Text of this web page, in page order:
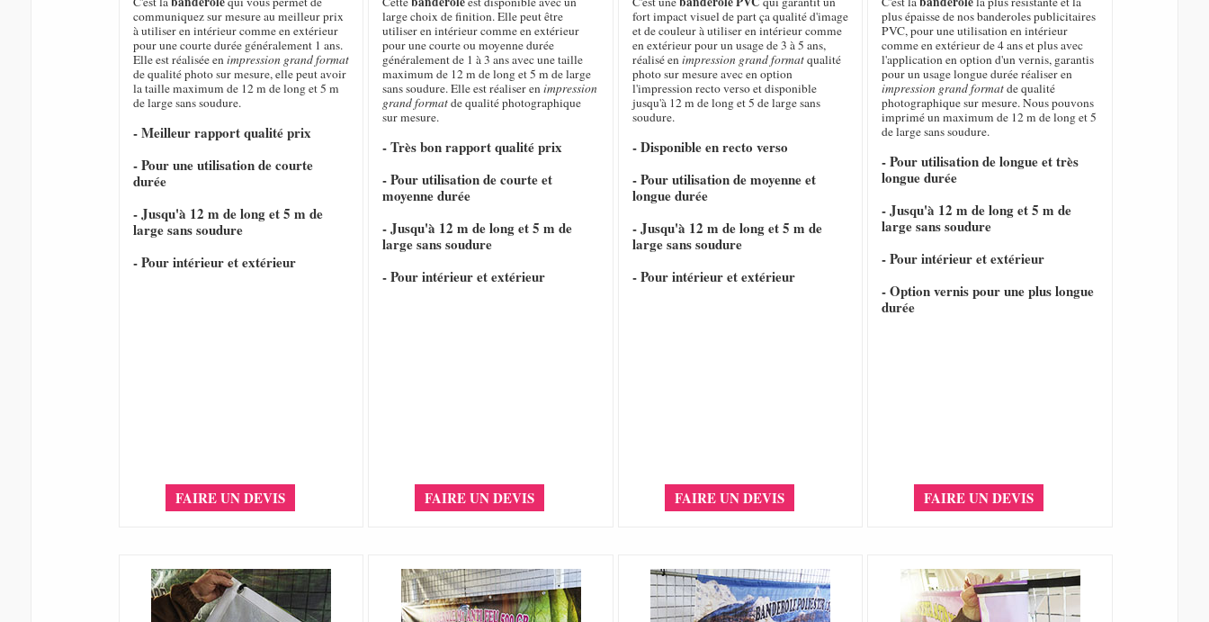
communiquez sur mesure au meilleur prix
à utiliser en intérieur comme en extérieur
pour une courte durée généralement 1 ans.
Elle est réalisée enimpression grand format
de qualité photo sur mesure, elle peut avoir
la taille maximum de 12 m de long et 5 m
de large sans soudure.
- Meilleur rapport qualité prix
- Pour une utilisation de courte
durée
- Jusqu'à 12 m de long et 5 m de
large sans soudure
- Pour intérieur et extérieur
FAIRE UN DEVIS
large choix de finition. Elle peut être
utiliser en intérieur comme en extérieur
pour une courte ou moyenne durée
généralement de 1 à 3 ans avec une taille
maximum de 12 m de long et 5 m de large
sans soudure. Elle est réaliser enimpression
grand formatde qualité photographique
sur mesure.
- Très bon rapport qualité prix
- Pour utilisation de courte et
moyenne durée
- Jusqu'à 12 m de long et 5 m de
large sans soudure
- Pour intérieur et extérieur
FAIRE UN DEVIS
fort impact visuel de part ça qualité d'image
et de couleur à utiliser en intérieur comme
en extérieur pour un usage de 3 à 5 ans,
réalisé enimpression grand formatqualité
photo sur mesure avec en option
l'impression recto verso et disponible
jusqu'à 12 m de long et 5 de large sans
soudure.
- Disponible en recto verso
- Pour utilisation de moyenne et
longue durée
- Jusqu'à 12 m de long et 5 m de
large sans soudure
- Pour intérieur et extérieur
FAIRE UN DEVIS
plus épaisse de nos banderoles publicitaires
PVC, pour une utilisation en intérieur
comme en extérieur de 4 ans et plus avec
l'application en option d'un vernis, garantis
pour un usage longue durée réaliser en
impression grand formatde qualité
photographique sur mesure. Nous pouvons
imprimé un maximum de 12 m de long et 5
de large sans soudure.
- Pour utilisation de longue et très
longue durée
- Jusqu'à 12 m de long et 5 m de
large sans soudure
- Pour intérieur et extérieur
- Option vernis pour une plus longue
durée
FAIRE UN DEVIS